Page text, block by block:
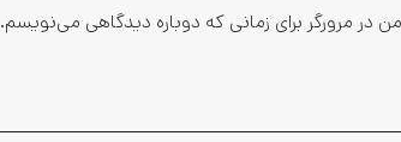
در مرورگر برای زمانی که دوباره دیدگاهی می‌نویسم.